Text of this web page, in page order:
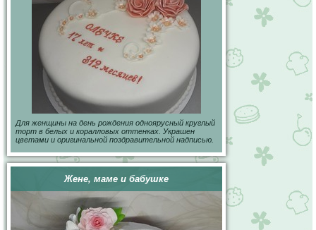
Для женщины на день рождения одноярусный круглый
торт в белых и коралловых оттенках. Украшен
цветами и оригинальной поздравительной надписью.
Жене, маме и бабушке